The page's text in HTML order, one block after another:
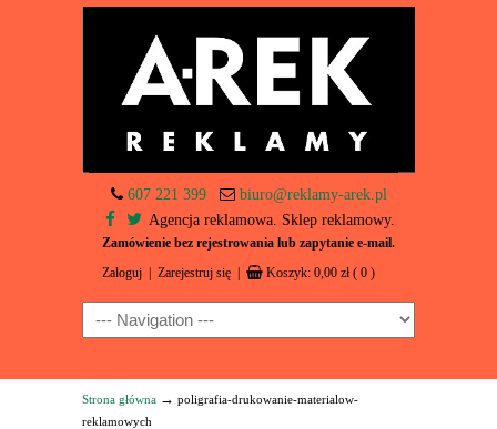
607 221 399
biuro@reklamy-arek.pl
Agencja reklamowa. Sklep reklamowy.
Zamówienie bez rejestrowania lub zapytanie e-mail.
Zaloguj Zarejestruj się Koszyk: 0,00 zł ( 0 )
Navigation
Strona główna → poligrafia-drukowanie-materialow-
reklamowych